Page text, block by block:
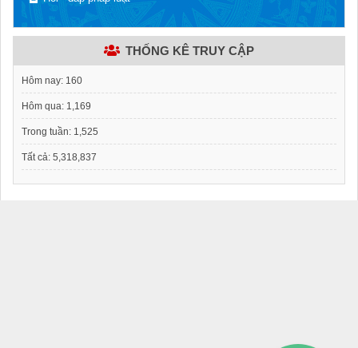
THỐNG KÊ TRUY CẬP
Hôm nay: 160
Hôm qua: 1,169
Trong tuần: 1,525
Tất cả: 5,318,837